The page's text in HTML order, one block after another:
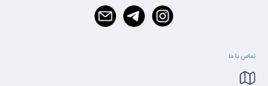
تماس با ما